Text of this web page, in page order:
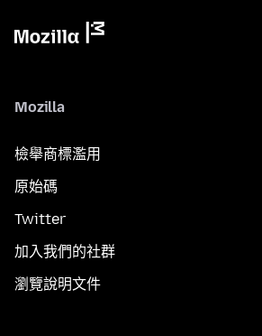
Mozilla
檢舉商標濫用
原始碼
Twitter
加入我們的社群
瀏覽說明文件